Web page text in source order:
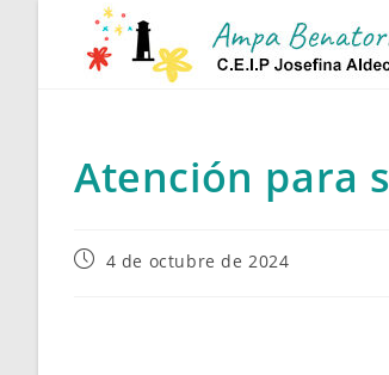
Atención para
Publicación
4 de octubre de 2024